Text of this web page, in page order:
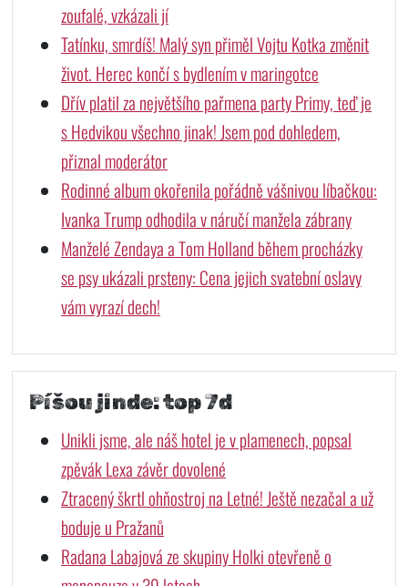
zoufalé, vzkázali jí
Tatínku, smrdíš! Malý syn přiměl Vojtu Kotka změnit
život. Herec končí s bydlením v maringotce
Dřív platil za největšího pařmena party Primy, teď je
s Hedvikou všechno jinak! Jsem pod dohledem,
přiznal moderátor
Rodinné album okořenila pořádně vášnivou líbačkou:
Ivanka Trump odhodila v náručí manžela zábrany
Manželé Zendaya a Tom Holland během procházky
se psy ukázali prsteny: Cena jejich svatební oslavy
vám vyrazí dech!
Píšou jinde: top 7d
Unikli jsme, ale náš hotel je v plamenech, popsal
zpěvák Lexa závěr dovolené
Ztracený škrtl ohňostroj na Letné! Ještě nezačal a už
boduje u Pražanů
Radana Labajová ze skupiny Holki otevřeně o